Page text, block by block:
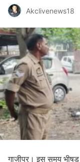
Akclivenews18
गाजीपुर। इस समय भीषड़